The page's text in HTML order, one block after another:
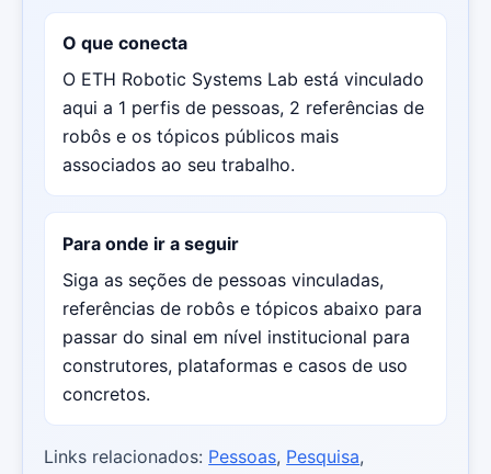
O que conecta
O ETH Robotic Systems Lab está vinculado
aqui a 1 perfis de pessoas, 2 referências de
robôs e os tópicos públicos mais
associados ao seu trabalho.
Para onde ir a seguir
Siga as seções de pessoas vinculadas,
referências de robôs e tópicos abaixo para
passar do sinal em nível institucional para
construtores, plataformas e casos de uso
concretos.
Links relacionados: Pessoas, Pesquisa,